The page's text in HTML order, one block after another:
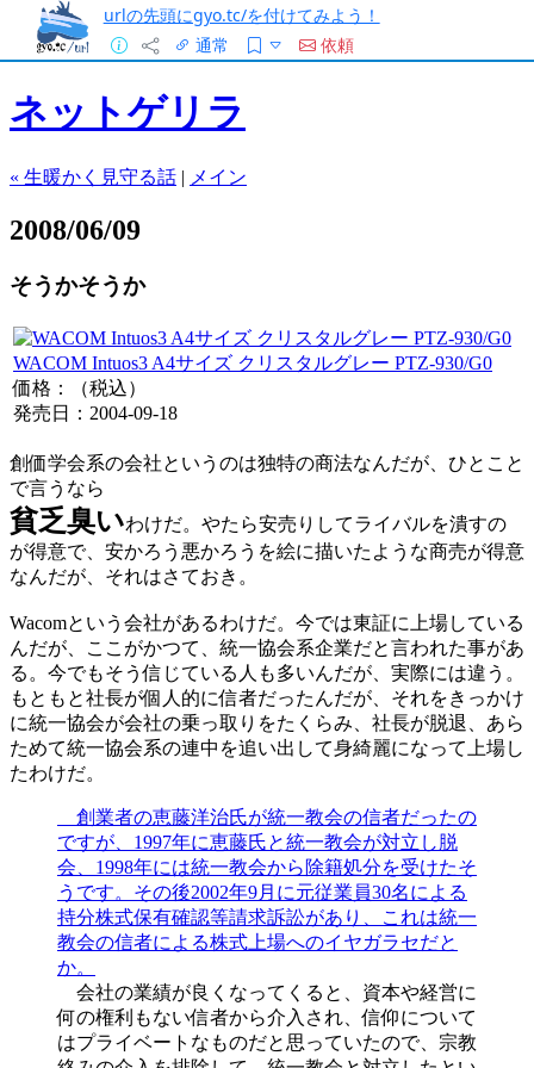
urlの先頭にgyo.tc/を付けてみよう！
通常
依頼